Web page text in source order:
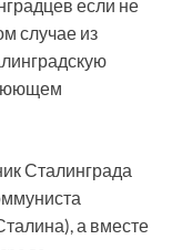
если не
случае из
Сталинграда
а вместе